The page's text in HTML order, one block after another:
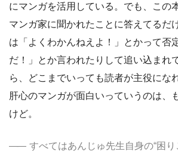
にマンガを活用している。でも、この
マンガ家に聞かれたことに答えてるだ
は「よくわかんねえよ！」とかって否
だ！」とか言われたりして追い込まれ
ら、どこまでいっても読者が主役にな
肝心のマンガが面白いっていうのは、
けど。
すべてはあんじゅ先生自身の“困り